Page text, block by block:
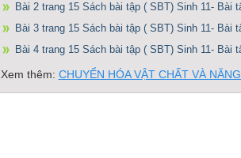
Bài 2 trang 15 Sách bài tập ( SBT) Sinh 11- Bài
Bài 3 trang 15 Sách bài tập ( SBT) Sinh 11- Bài
Bài 4 trang 15 Sách bài tập ( SBT) Sinh 11- Bài
Xem thêm: CHUYỂN HÓA VẬT CHẤT VÀ